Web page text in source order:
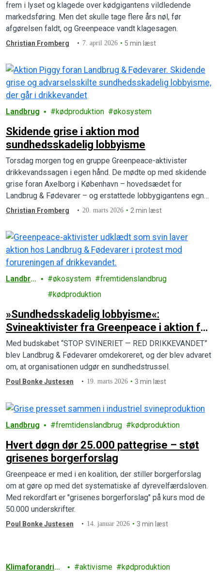
frem i lyset og klagede over kødgigantens vildledende
markedsføring. Men det skulle tage flere års nøl, før
afgørelsen faldt, og Greenpeace vandt klagesagen.
Christian Fromberg 7. april 2026 5 min læst
Landbrug kødproduktion økosystem
Skidende grise i aktion mod
sundhedsskadelig lobbyisme
Torsdag morgen tog en gruppe Greenpeace-aktivister
drikkevandssagen i egen hånd. De mødte op med skidende
grise foran Axelborg i København – hovedsædet for
Landbrug & Fødevarer – og erstattede lobbygigantens egne
reklamer med store, røde advarselssymboler.
Christian Fromberg 20. marts 2026 2 min læst
Landbru
økosystem
fremtidenslandbrug
kødproduktion
»Sundhedsskadelig lobbyisme«:
Svineaktivister fra Greenpeace i aktion for
det danske drikkevand
Med budskabet “STOP SVINERIET — RED DRIKKEVANDET”
blev Landbrug & Fødevarer omdekoreret, og der blev advaret
om, at organisationen udgør en sundhedstrussel.
Poul Bonke Justesen 19. marts 2026 3 min læst
Landbrug fremtidenslandbrug kødproduktion
Hvert døgn dør 25.000 pattegrise – støt
grisenes borgerforslag
Greenpeace er med i en koalition, der stiller borgerforslag
om at gøre op med det systematiske af dyrevelfærdsloven.
Med rekordfart er "grisenes borgerforslag" på kurs mod de
50.000 underskrifter.
Poul Bonke Justesen 14. januar 2026 3 min læst
Klimaforandring
aktivisme kødproduktion